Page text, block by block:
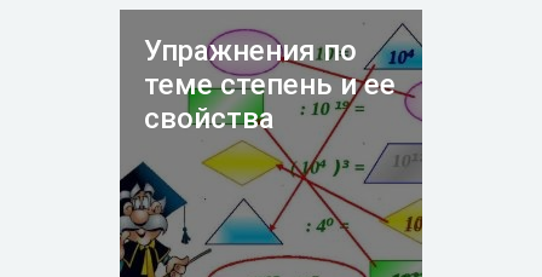
Упражнения по
теме степень и ее
свойства